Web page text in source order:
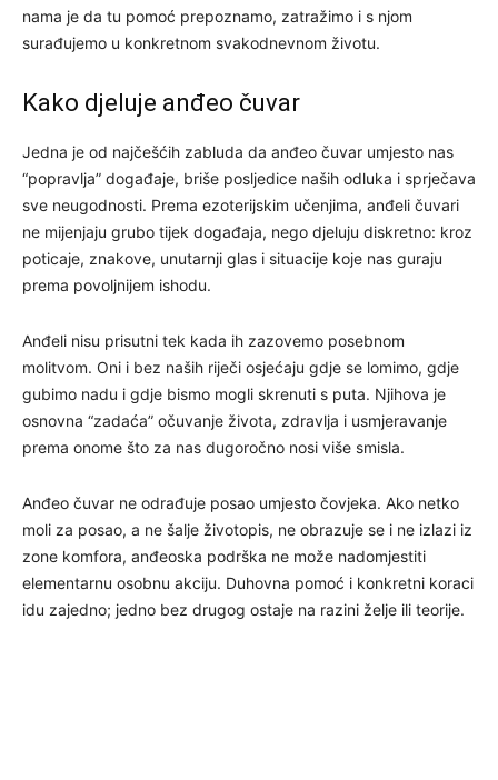
nama je da tu pomoć prepoznamo, zatražimo i s njom
surađujemo u konkretnom svakodnevnom životu.
Kako djeluje anđeo čuvar
Jedna je od najčešćih zabluda da anđeo čuvar umjesto nas
“popravlja” događaje, briše posljedice naših odluka i sprječava
sve neugodnosti. Prema ezoterijskim učenjima, anđeli čuvari
ne mijenjaju grubo tijek događaja, nego djeluju diskretno: kroz
poticaje, znakove, unutarnji glas i situacije koje nas guraju
prema povoljnijem ishodu.
Anđeli nisu prisutni tek kada ih zazovemo posebnom
molitvom. Oni i bez naših riječi osjećaju gdje se lomimo, gdje
gubimo nadu i gdje bismo mogli skrenuti s puta. Njihova je
osnovna “zadaća” očuvanje života, zdravlja i usmjeravanje
prema onome što za nas dugoročno nosi više smisla.
Anđeo čuvar ne odrađuje posao umjesto čovjeka. Ako netko
moli za posao, a ne šalje životopis, ne obrazuje se i ne izlazi iz
zone komfora, anđeoska podrška ne može nadomjestiti
elementarnu osobnu akciju. Duhovna pomoć i konkretni koraci
idu zajedno; jedno bez drugog ostaje na razini želje ili teorije.